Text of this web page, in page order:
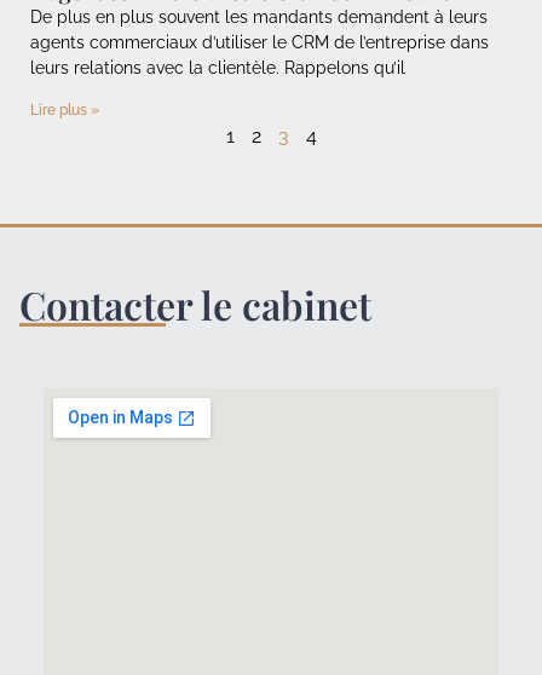
De plus en plus souvent les mandants demandent à leurs
agents commerciaux d’utiliser le CRM de l’entreprise dans
leurs relations avec la clientèle. Rappelons qu’il
Lire plus »
1 2 3 4
Contacter le cabinet